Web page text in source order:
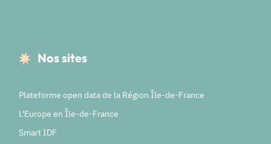
Nos sites
Plateforme open data de la Région Île-de-France
L'Europe en Île-de-France
Smart IDF